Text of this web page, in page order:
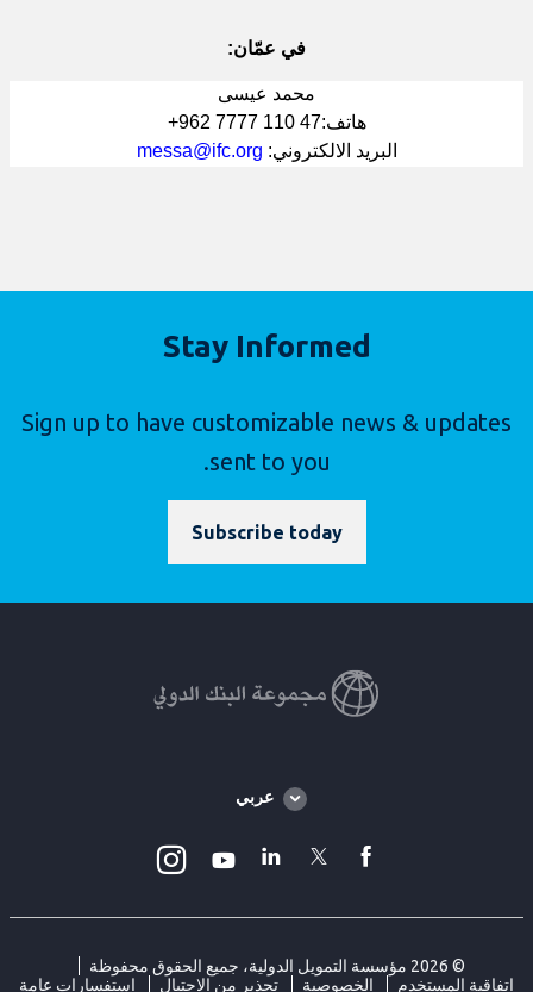
في عمّان:
محمد عيسى
هاتف:47 110 7777
962+
البريد الالكتروني: messa@ifc.org
Stay Informed
Sign up to have customizable news & updates
sent to you.
Subscribe today
Global
language
عربي
facebook
Twitter
Linkedin
Youtube
© 2026 مؤسسة التمويل الدولية، جميع الحقوق محفوظة
اتفاقية المستخدم
الخصوصية تحذير من الاحتيال استفسارات عامة